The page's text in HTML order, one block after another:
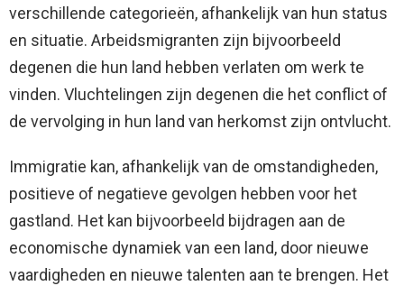
verschillende categorieën, afhankelijk van hun status
en situatie. Arbeidsmigranten zijn bijvoorbeeld
degenen die hun land hebben verlaten om werk te
vinden. Vluchtelingen zijn degenen die het conflict of
de vervolging in hun land van herkomst zijn ontvlucht.
Immigratie kan, afhankelijk van de omstandigheden,
positieve of negatieve gevolgen hebben voor het
gastland. Het kan bijvoorbeeld bijdragen aan de
economische dynamiek van een land, door nieuwe
vaardigheden en nieuwe talenten aan te brengen. Het